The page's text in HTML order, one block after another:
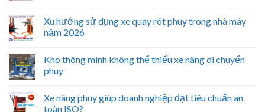
Xu hướng sử dụng xe quay rót phuy trong nhà máy
năm 2026
Kho thông minh không thể thiếu xe nâng di chuyển
phuy
Xe nâng phuy giúp doanh nghiệp đạt tiêu chuẩn an
toàn ISO?